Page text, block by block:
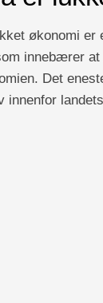
økonomi er
innebærer
Det
innenfor